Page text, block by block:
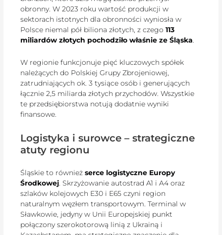
obronny. W 2023 roku wartość produkcji w
sektorach istotnych dla obronności wyniosła w
Polsce niemal pół biliona złotych, z czego113
miliardów złotych pochodziło właśnie ze Śląska.
W regionie funkcjonuje pięć kluczowych spółek
należących do Polskiej Grupy Zbrojeniowej,
zatrudniających ok. 3 tysiące osób i generujących
łącznie 2,5 miliarda złotych przychodów. Wszystkie
te przedsiębiorstwa notują dodatnie wyniki
finansowe.
Logistyka i surowce – strategiczne
atuty regionu
Śląskie to równieżserce logistyczne Europy
Środkowej. Skrzyżowanie autostrad A1 i A4 oraz
szlaków kolejowych E30 i E65 czyni region
naturalnym węzłem transportowym. Terminal w
Sławkowie, jedyny w Unii Europejskiej punkt
połączony szerokotorową linią z Ukrainą i